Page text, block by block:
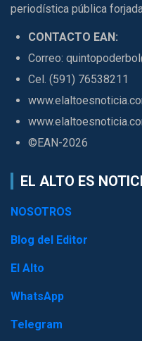
periodística pública
CONTACTO EAN:
Correo:
Cel. (591) 76538211
©EAN-2026
EL ALTO ES
NOSOTROS
Blog del Editor
El Alto
WhatsApp
Telegram